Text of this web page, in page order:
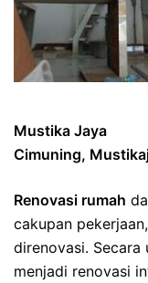
Mustika Jaya
Cimuning,
Renovasi rumah
cakupan
direnovasi. Secara
menjadi renovasi